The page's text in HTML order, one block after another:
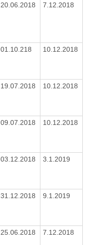
20.06.2018 7.12.2018
01.10.218 10.12.2018
19.07.2018 10.12.2018
09.07.2018 10.12.2018
03.12.2018 3.1.2019
31.12.2018 9.1.2019
25.06.2018 7.12.2018